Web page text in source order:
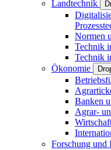
Landtechnik
Normen
Technik
Technik
Ökonomie
Banken
Agrar-
Forschung und